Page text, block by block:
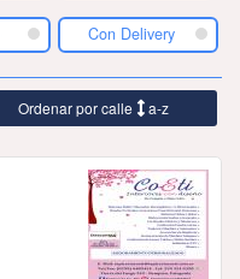
Contactenos
Con Delivery
Ordenar por calle a-z